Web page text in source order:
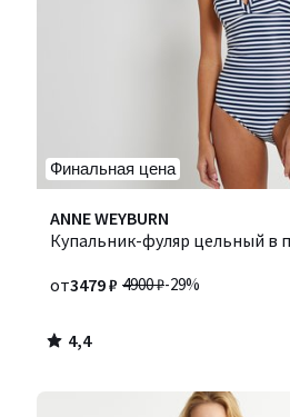
Финальная цена
ANNE WEYBURN
Купальник-фуляр цельный в
4900 ₽-29%
от3479 ₽
4,4
/ 5
Количество
цветов:
4,4
/